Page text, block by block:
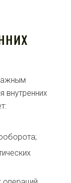
внутренних